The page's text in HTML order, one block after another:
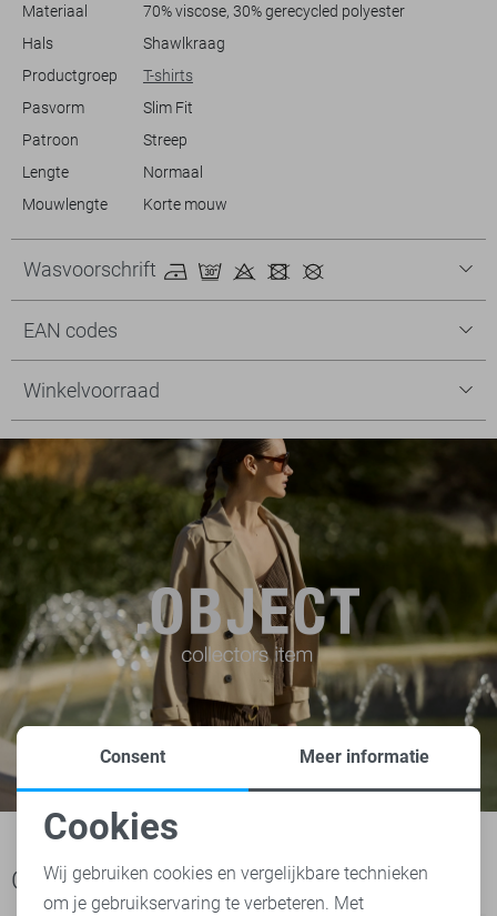
Materiaal
70% viscose, 30% gerecycled polyester
Hals
Shawlkraag
Productgroep
T-shirts
Pasvorm
Slim Fit
Patroon
Streep
Lengte
Normaal
Mouwlengte
Korte mouw
Wasvoorschrift
EAN codes
Winkelvoorraad
Ook het bekijken waard
Noodzakelijke cookies
Personalisatie cookies
Consent Meer informatie
Cookies
Wij gebruiken cookies en vergelijkbare technieken
om je gebruikservaring te verbeteren. Met